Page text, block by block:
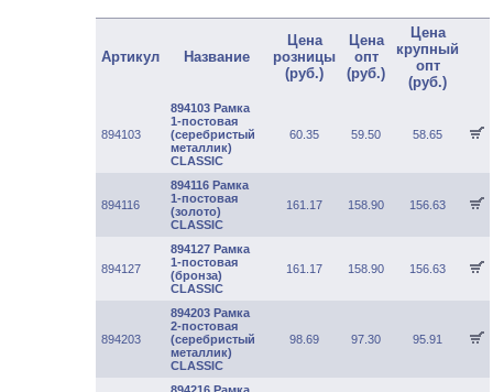
Артикул Название
Цена
розницы
(руб.)
Цена
опт
(руб.)
Цена
крупный
опт
(руб.)
894103
894103 Рамка
1-постовая
(серебристый
металлик)
CLASSIC
60.35 59.50 58.65
894116
894116 Рамка
1-постовая
(золото)
CLASSIC
161.17 158.90 156.63
894127
894127 Рамка
1-постовая
(бронза)
CLASSIC
161.17 158.90 156.63
894203
894203 Рамка
2-постовая
(серебристый
металлик)
CLASSIC
98.69 97.30 95.91